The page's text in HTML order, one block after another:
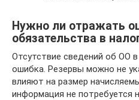
Нужно ли отражать
обязательства в
Отсутствие сведений об ОО
ошибка. Резервы можно не
влияют на размер
информация не потребуется